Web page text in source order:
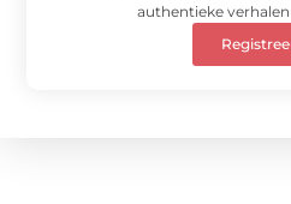
authentieke verhalen